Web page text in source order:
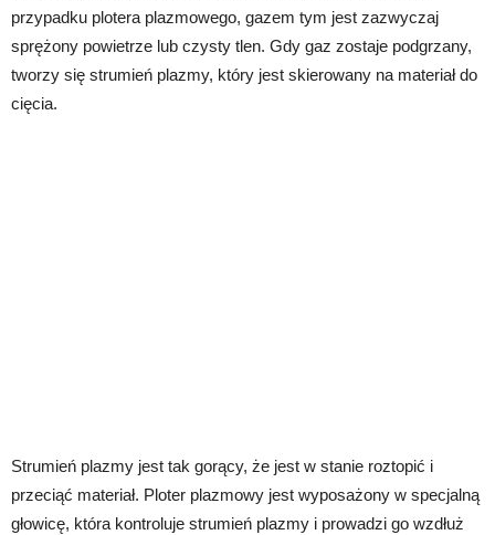
przypadku plotera plazmowego, gazem tym jest zazwyczaj
sprężony powietrze lub czysty tlen. Gdy gaz zostaje podgrzany,
tworzy się strumień plazmy, który jest skierowany na materiał do
cięcia.
Strumień plazmy jest tak gorący, że jest w stanie roztopić i
przeciąć materiał. Ploter plazmowy jest wyposażony w specjalną
głowicę, która kontroluje strumień plazmy i prowadzi go wzdłuż